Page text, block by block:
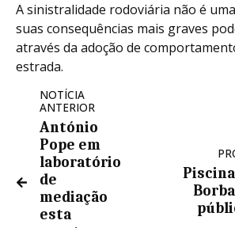
A sinistralidade rodoviária não é
suas consequências mais graves
através da adoção de
estrada.
NOTÍCIA
ANTERIOR
António
Pope em
laboratório
de
mediação
esta